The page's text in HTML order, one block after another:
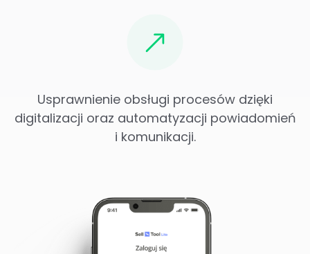
Usprawnienie obsługi procesów dzięki
digitalizacji oraz automatyzacji powiadomień
i komunikacji.